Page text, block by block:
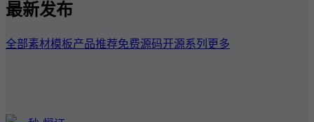
最新发布
全部素材模板产品推荐免费源码开源系列 更多